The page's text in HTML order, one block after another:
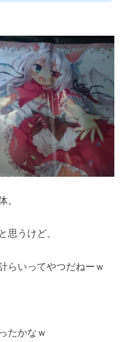
。
思うけど、
らいってやつだねーｗ
たかなｗ